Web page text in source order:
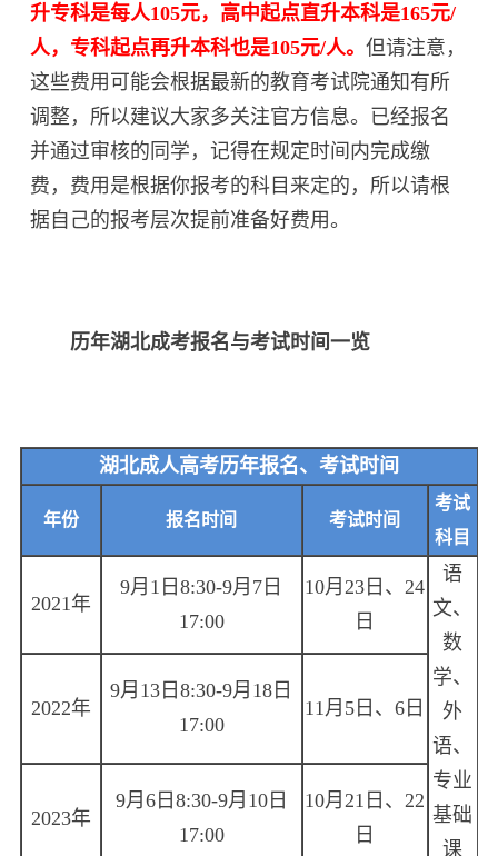
升专科是每人105元，高中起点直升本科是165元/
人，专科起点再升本科也是105元/人。但请注意，
这些费用可能会根据最新的教育考试院通知有所
调整，所以建议大家多关注官方信息。已经报名
并通过审核的同学，记得在规定时间内完成缴
费，费用是根据你报考的科目来定的，所以请根
据自己的报考层次提前准备好费用。
历年湖北成考报名与考试时间一览
湖北成人高考历年报名、考试时间
年份 报名时间 考试时间
考试
科目
2021年
9月1日8:30-9月7日
17:00
10月23日、24
日
语
文、
数
学、
外
语、
专业
基础
课
2022年
9月13日8:30-9月18日
17:00
11月5日、6日
2023年
9月6日8:30-9月10日
17:00
10月21日、22
日